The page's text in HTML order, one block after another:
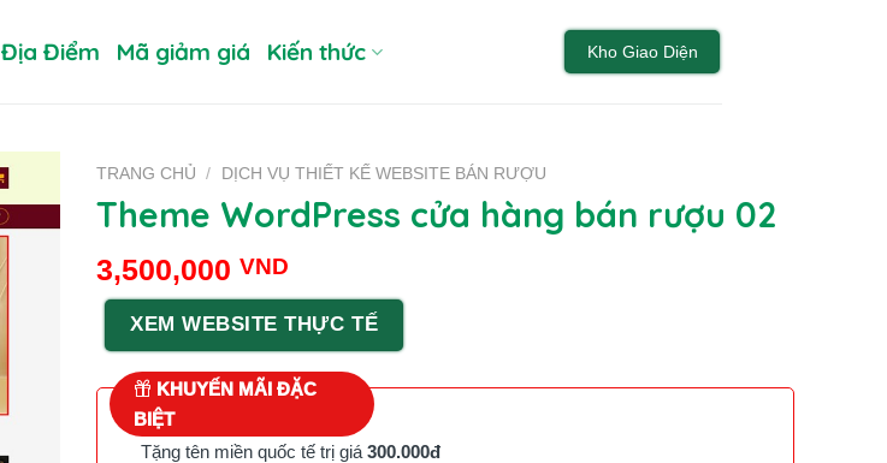
Địa Điểm Mã giảm giá Kiến thức Kho Giao Diện
TRANG CHỦ / DỊCH VỤ THIẾT KẾ WEBSITE BÁN RƯỢU
Theme WordPress cửa hàng bán rượu 02
3,500,000 VND
XEM WEBSITE THỰC TẾ
KHUYẾN MÃI ĐẶC
BIỆT
Tặng tên miền quốc tế trị giá 300.000đ